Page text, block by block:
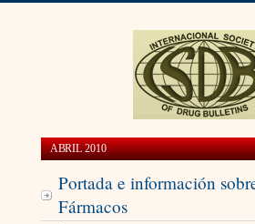
ABRIL 2010
Portada e información
Fármacos